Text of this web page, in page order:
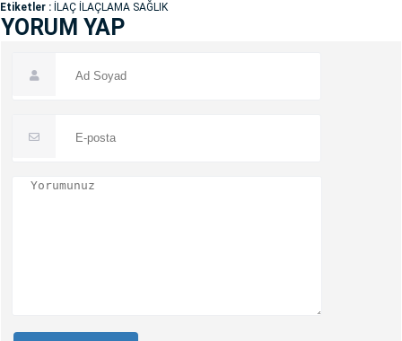
Etiketler : İLAÇ İLAÇLAMA SAĞLIK
YORUM YAP